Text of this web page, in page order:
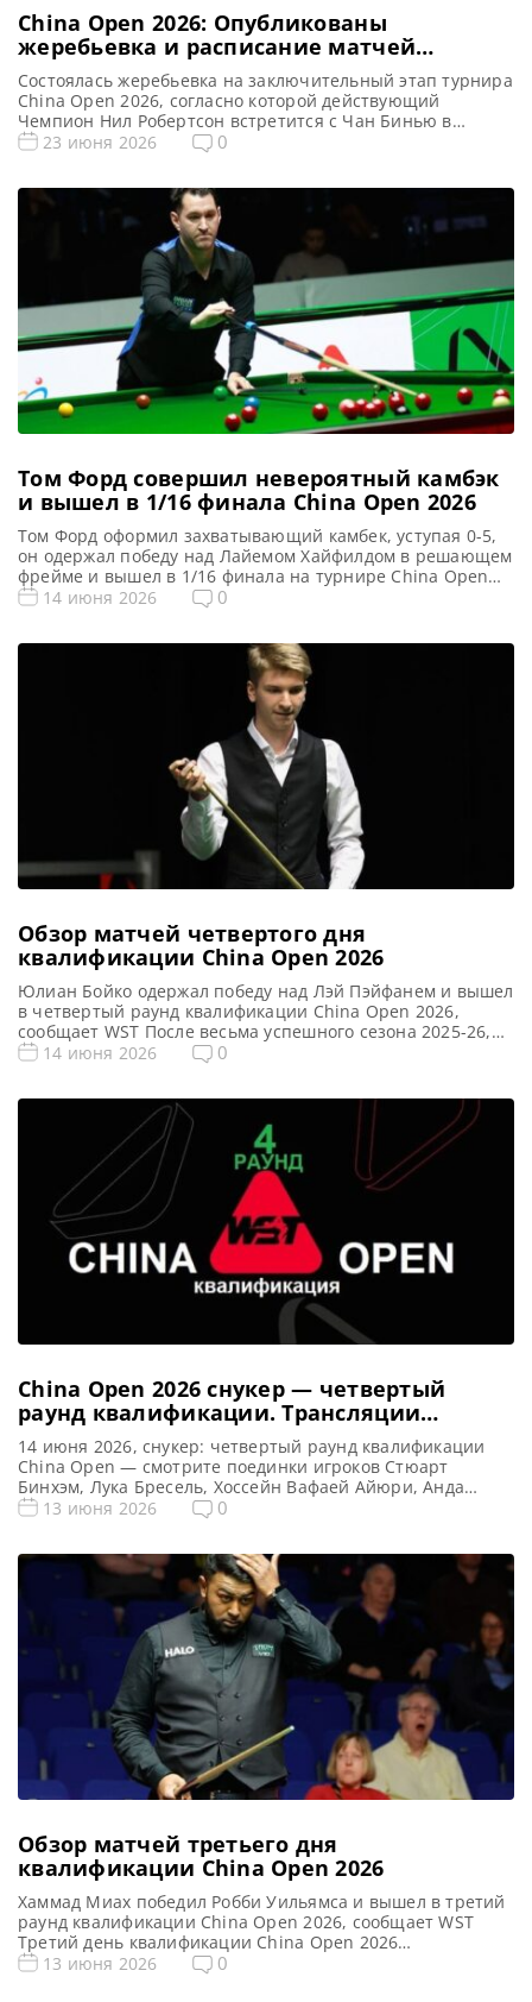
China Open 2026: Опубликованы
жеребьевка и расписание матчей
финальных этапов турнира в Китае
Состоялась жеребьевка на заключительный этап турнира
China Open 2026, согласно которой действующий
Чемпион Нил Робертсон встретится с Чан Бинью в
понедельник 10 августа, сообщает WST Опубликованы
спустя семь лет. Действующий Чемпион Нил Робертсон,
одержавший победу над Джеком Лисовски в финале 2019
23 июня 2026 0
Том Форд совершил невероятный камбэк
и вышел в 1/16 финала China Open 2026
Том Форд оформил захватывающий камбек, уступая 0-5,
он одержал победу над Лайемом Хайфилдом в решающем
фрейме и вышел в 1/16 финала на турнире China Open
2026, сообщает WST В захватывающем поединке
впечатляющих выступлений в карьере, одержав победу
над Лайемом Хайфилдом со счетом […]
14 июня 2026 0
Обзор матчей четвертого дня
квалификации China Open 2026
Юлиан Бойко одержал победу над Лэй Пэйфанем и вышел
в четвертый раунд квалификации China Open 2026,
сообщает WST После весьма успешного сезона 2025-26,
который стал лучшим в его карьере, перспективный
победу над Лэй Пэйфанем со счетом 6-2 в предпоследнем
квалификационном раунде China Open 2026. […]
14 июня 2026 0
China Open 2026 снукер — четвертый
раунд квалификации. Трансляции
расписание
14 июня 2026, снукер: четвертый раунд квалификации
China Open — смотрите поединки игроков Стюарт
Бинхэм, Лука Бресель, Хоссейн Вафаей Айюри, Анда
Чжан и других в прямом эфире. Рейтинговый, Лестер,
расписание прямых трансляций Матчи Открытый
чемпионат Китая 2026 (Live) Смотреть сегодня прямые
трансляции […]
13 июня 2026 0
Обзор матчей третьего дня
квалификации China Open 2026
Хаммад Миах победил Робби Уильямса и вышел в третий
раунд квалификации China Open 2026, сообщает WST
Третий день квалификации China Open 2026
ознаменовался продолжением успешного выступления
13 июня 2026 0